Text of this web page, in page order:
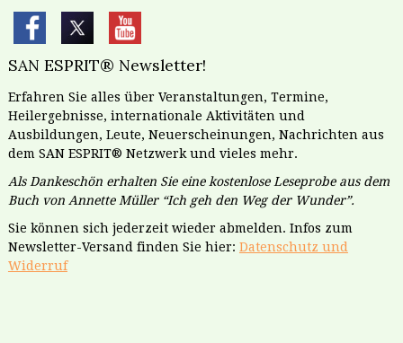
SAN ESPRIT® Newsletter!
Erfahren Sie alles über Veranstaltungen, Termine,
Heilergebnisse, internationale Aktivitäten und
Ausbildungen, Leute, Neuerscheinungen, Nachrichten aus
dem SAN ESPRIT® Netzwerk und vieles mehr.
Als Dankeschön erhalten Sie eine kostenlose Leseprobe aus dem
Buch von Annette Müller “Ich geh den Weg der Wunder”.
Sie können sich jederzeit wieder abmelden. Infos zum
Newsletter-Versand finden Sie hier: Datenschutz und
Widerruf